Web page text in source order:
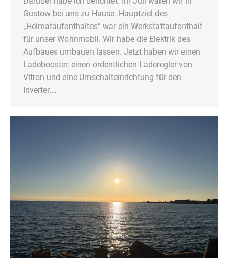
Gustow bei uns zu Hause. Hauptziel des
„Heimataufenthaltes“ war ein Werkstattaufenthalt
für unser Wohnmobil. Wir habe die Elektrik des
Aufbaues umbauen lassen. Jetzt haben wir einen
Ladebooster, einen ordentlichen Laderegler von
Vitron und eine Umschalteinrichtung für den
Inverter.…